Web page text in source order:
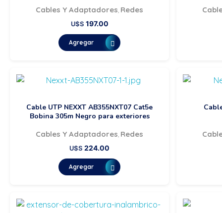
U$S 197.00
Cables Y Adaptadores Redes
Agregar
Cable UTP NEXXT AB355NXT07 Cat5e
Bobina 305m Negro para exteriores
U$S 224.00
Cables Y Adaptadores Redes
Agregar